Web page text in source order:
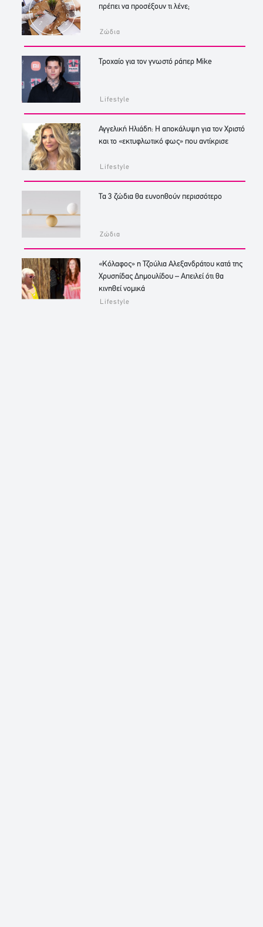
πρέπει να προσέξουν τι λένε;
Ζώδια
Τροχαίο για τον γνωστό ράπερ Mike
Lifestyle
Αγγελική Ηλιάδη: Η αποκάλυψη για τον Χριστό
και το «εκτυφλωτικό φως» που αντίκρισε
Lifestyle
Τα 3 ζώδια θα ευνοηθούν περισσότερο
Ζώδια
«Κόλαφος» η Τζούλια Αλεξανδράτου κατά της
Χρυσηίδας Δημουλίδου – Απειλεί ότι θα
κινηθεί νομικά
Lifestyle